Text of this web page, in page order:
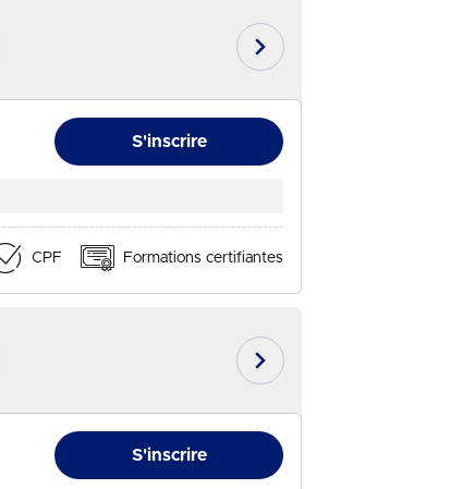
- Session du 20/08/2026 En savoir plus
S'inscrire
CPF Formations certifiantes
- Session du 20/08/2026 En savoir plus
S'inscrire